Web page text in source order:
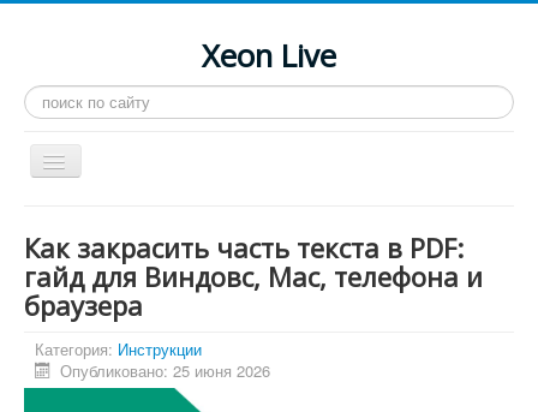
Xeon Live
Искать...
Toggle
Navigation
LGA 2011-3
LGA 2011
Процессоры
Инструкции
Как закрасить часть текста в PDF:
гайд для Виндовс, Mac, телефона и
браузера
Категория: Инструкции
Опубликовано: 25 июня 2026